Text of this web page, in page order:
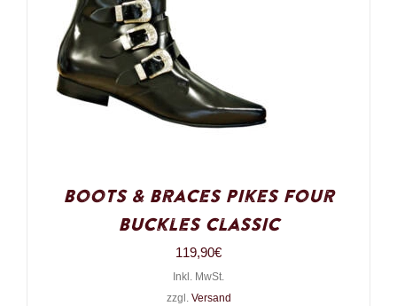
Boots & Braces Pikes Four
Buckles Classic
119,90€
Inkl. MwSt.
zzgl. Versand